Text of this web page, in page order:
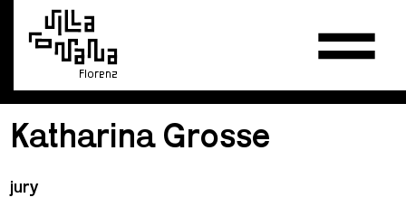
Florenz
Katharina Grosse
jury